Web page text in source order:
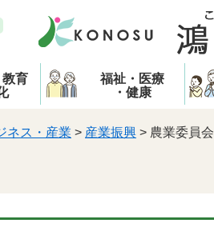
育
福祉・医療
・健康
ネス・産業 > 産業振興 > 農業委員会